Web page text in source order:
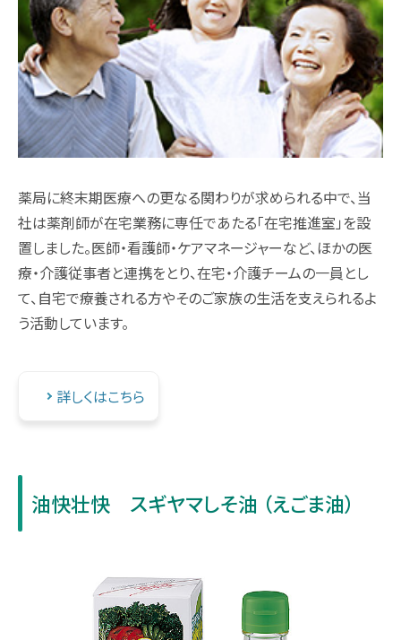
薬局に終末期医療への更なる関わりが求められる中で、当
社は薬剤師が在宅業務に専任であたる「在宅推進室」を設
置しました。医師・看護師・ケアマネージャーなど、ほかの医
療・介護従事者と連携をとり、在宅・介護チームの一員とし
て、自宅で療養される方やそのご家族の生活を支えられるよ
う活動しています。
詳しくはこちら
油快壮快 スギヤマしそ油 （えごま油）